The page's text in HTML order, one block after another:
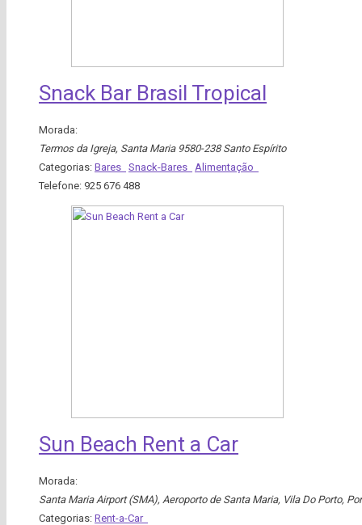
Snack Bar Brasil Tropical
Morada:
Termos da Igreja, Santa Maria 9580-238 Santo Espírito
Categorias: Bares Snack-Bares
Alimentação
Telefone: 925 676 488
Sun Beach Rent a Car
Morada:
Santa Maria Airport (SMA), Aeroporto de Santa Maria, Vila Do Porto,
Categorias: Rent-a-Car